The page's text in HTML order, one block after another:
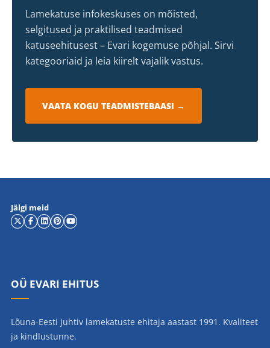
Lamekatuse infokeskuses on mõisted,
selgitused ja praktilised teadmised
katuseehitusest – Evari kogemuse põhjal. Sirvi
kategooriaid ja leia kiirelt vajalik vastus.
VAATA KOGU TEADMISTEBAASI →
Jälgi meid
OÜ EVARI EHITUS
Lõuna-Eesti juhtiv lamekatuste ehitaja aastast 1991. Kvaliteet
ja kindlustunne.